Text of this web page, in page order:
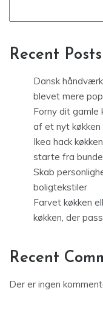
Recent Posts
Dansk
blevet mere
Forny dit gamle
af et nyt køkken
Ikea hack
starte fra
Skab
boligtekstiler
Farvet køkken
køkken, der
Recent
Der er ingen